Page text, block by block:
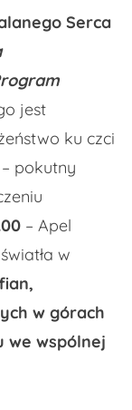
Serca
jest
ku czci
– pokutny
– Apel
w
w górach
we wspólnej